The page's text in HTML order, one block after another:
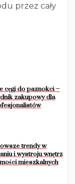
przez cały
cęgi do paznokci –
zakupowy dla
trendy w
i wystroju wnętrz
mieszkalnych